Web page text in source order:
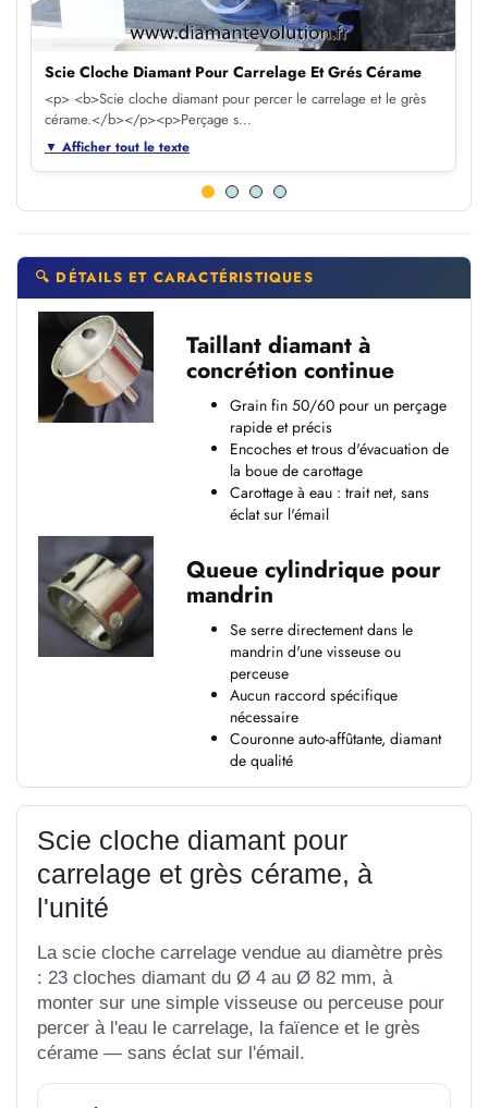
Scie Cloche Diamant Pour Carrelage Et Grés Cérame
<p> <b>Scie cloche diamant pour percer le carrelage et le grès
cérame.</b></p><p>Perçage s…
▼ Afficher tout le texte
🔍 DÉTAILS ET CARACTÉRISTIQUES
Taillant diamant à
concrétion continue
Grain fin 50/60 pour un perçage
rapide et précis
Encoches et trous d'évacuation de
la boue de carottage
Carottage à eau : trait net, sans
éclat sur l'émail
Queue cylindrique pour
mandrin
Se serre directement dans le
mandrin d'une visseuse ou
perceuse
Aucun raccord spécifique
nécessaire
Couronne auto-affûtante, diamant
de qualité
Scie cloche diamant pour
carrelage et grès cérame, à
l'unité
La scie cloche carrelage vendue au diamètre près
: 23 cloches diamant du Ø 4 au Ø 82 mm, à
monter sur une simple visseuse ou perceuse pour
percer à l'eau le carrelage, la faïence et le grès
cérame — sans éclat sur l'émail.